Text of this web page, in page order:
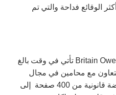
الوقائع فداحة والتي تم
ولهذا فإن حملة “”Britain Owes Palestine تأتي في وقت بالغ
مع محامين في مجال
حقوق الإنسان ومؤرخين، عريضة قانونية من 400 صفحة إلى